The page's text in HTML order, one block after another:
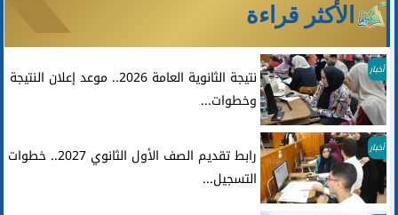
الأكثر قراءة
أخبار
نتيجة الثانوية العامة 2026.. موعد إعلان النتيجة
وخطوات...
أخبار
رابط تقديم الصف الأول الثانوي 2027.. خطوات
التسجيل...